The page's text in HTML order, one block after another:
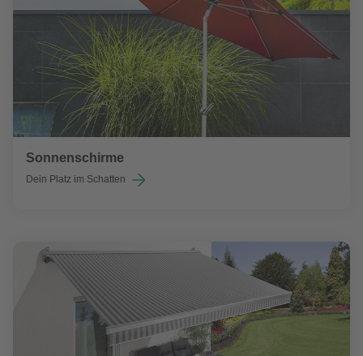
Sonnenschirme
Dein Platz im Schatten